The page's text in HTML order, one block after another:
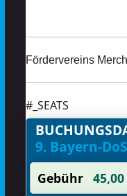
Fördervereins
#_SEATS
9. Bayern-
Gebühr 45,00